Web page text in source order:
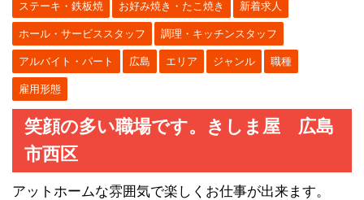
ステーキ・鉄板焼 お好み焼き・たこ焼き 新着求人
ホール・サービススタッフ 調理・キッチンスタッフ
アルバイト・パート 広島 エリア ジャンル 職種
雇用形態
笑顔の多い職場です。きしま屋 広島
市西区
アットホームな雰囲気で楽しくお仕事が出来ます。